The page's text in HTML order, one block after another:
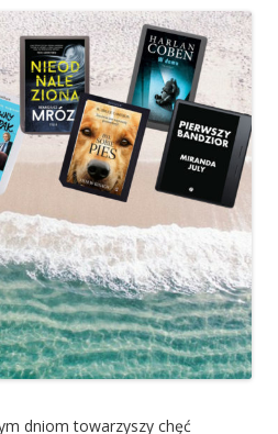
dniom towarzyszy chęć